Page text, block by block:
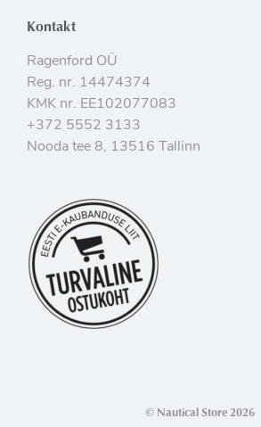
Kontakt
Ragenford OÜ
Reg. nr. 14474374
KMK nr. EE102077083
+372 5552 3133
Nooda tee 8, 13516 Tallinn
© Nautical Store 2026